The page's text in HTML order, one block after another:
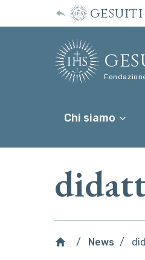
gesuiti
Chi siamo
News